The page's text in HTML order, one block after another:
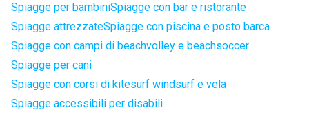
Spiagge per bambiniSpiagge con bar e ristorante
Spiagge attrezzateSpiagge con piscina e posto barca
Spiagge con campi di beachvolley e beachsoccer
Spiagge per cani
Spiagge con corsi di kitesurf windsurf e vela
Spiagge accessibili per disabili